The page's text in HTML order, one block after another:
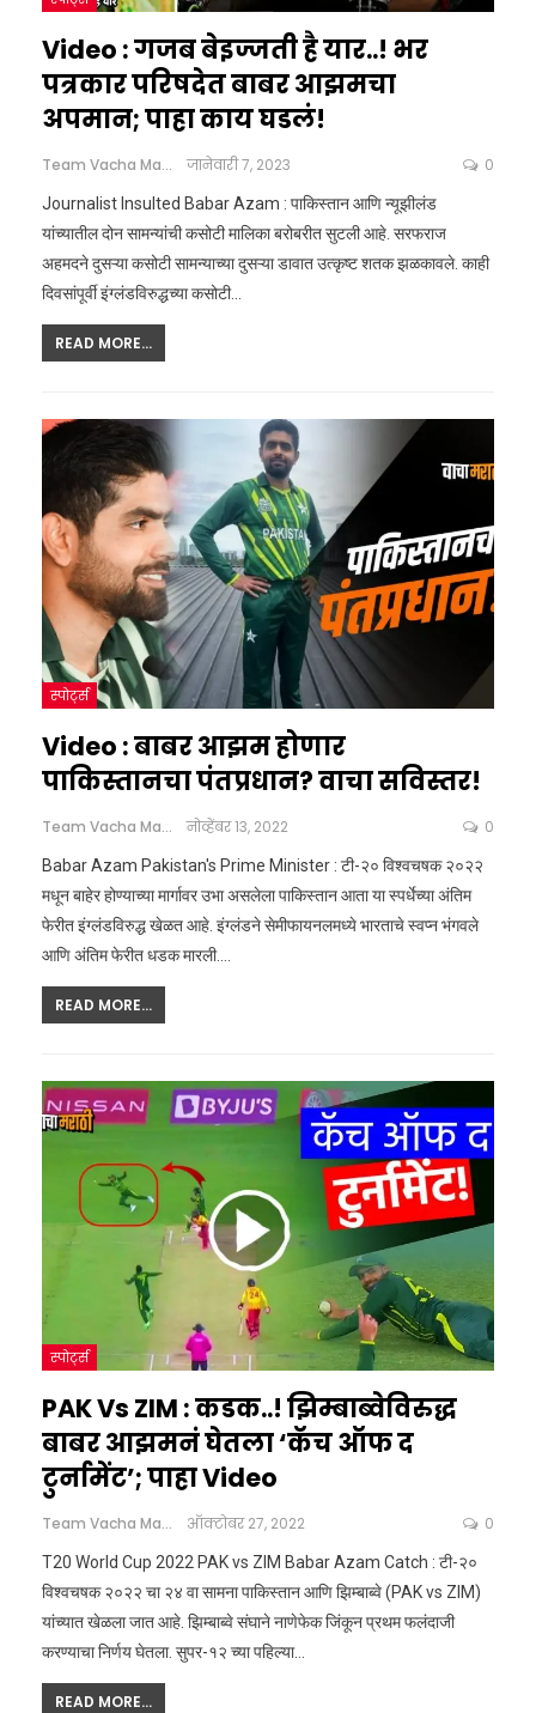
Video : गजब बेइज्जती है यार..! भर
पत्रकार परिषदेत बाबर आझमचा
अपमान; पाहा काय घडलं!
Team Vacha Marathi जानेवारी 7, 2023 0
Journalist Insulted Babar Azam : पाकिस्तान आणि न्यूझीलंड
यांच्यातील दोन सामन्यांची कसोटी मालिका बरोबरीत सुटली आहे. सरफराज
अहमदने दुसऱ्या कसोटी सामन्याच्या दुसऱ्या डावात उत्कृष्ट शतक झळकावले. काही
दिवसांपूर्वी इंग्लंडविरुद्धच्या कसोटी…
READ MORE...
स्पोर्ट्स
Video : बाबर आझम होणार
पाकिस्तानचा पंतप्रधान? वाचा सविस्तर!
Team Vacha Marathi नोव्हेंबर 13, 2022 0
Babar Azam Pakistan's Prime Minister : टी-२० विश्वचषक २०२२
मधून बाहेर होण्याच्या मार्गावर उभा असलेला पाकिस्तान आता या स्पर्धेच्या अंतिम
फेरीत इंग्लंडविरुद्ध खेळत आहे. इंग्लंडने सेमीफायनलमध्ये भारताचे स्वप्न भंगवले
आणि अंतिम फेरीत धडक मारली.…
READ MORE...
स्पोर्ट्स
PAK Vs ZIM : कडक..! झिम्बाब्वेविरुद्ध
बाबर आझमनं घेतला ‘कॅच ऑफ द
टुर्नामेंट’; पाहा Video
Team Vacha Marathi ऑक्टोबर 27, 2022 0
T20 World Cup 2022 PAK vs ZIM Babar Azam Catch : टी-२०
विश्वचषक २०२२ चा २४ वा सामना पाकिस्तान आणि झिम्बाब्वे (PAK vs ZIM)
यांच्यात खेळला जात आहे. झिम्बाब्वे संघाने नाणेफेक जिंकून प्रथम फलंदाजी
करण्याचा निर्णय घेतला. सुपर-१२ च्या पहिल्या…
READ MORE...